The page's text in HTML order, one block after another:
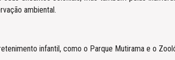
ambiental.
infantil, como o Parque Mutirama e o